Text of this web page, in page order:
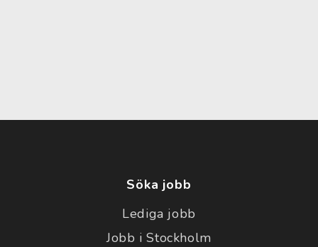
Söka jobb
Lediga jobb
Jobb i Stockholm